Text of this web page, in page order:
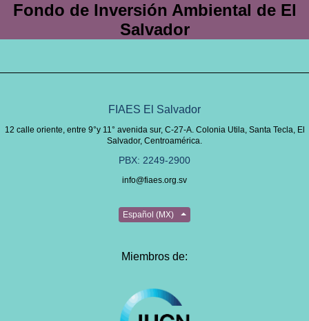
Fondo de Inversión Ambiental de El
Salvador
FIAES El Salvador
12 calle oriente, entre 9°y 11° avenida sur, C-27-A. Colonia Utila, Santa Tecla, El
Salvador, Centroamérica.
PBX: 2249-2900
info@fiaes.org.sv
Español (MX)
Miembros de: